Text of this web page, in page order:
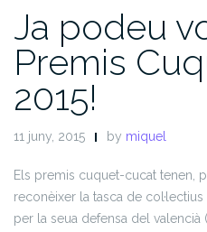
Ja podeu
Premis
2015!
11 juny, 2015 by miquel
Els premis cuquet-cucat tenen,
reconèixer la tasca de
per la seua defensa del valencià